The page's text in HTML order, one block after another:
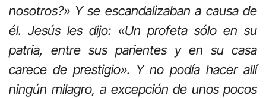
nosotros?» Y se escandalizaban a causa de
él. Jesús les dijo: «Un profeta sólo en su
patria, entre sus parientes y en su casa
carece de prestigio». Y no podía hacer allí
ningún milagro, a excepción de unos pocos